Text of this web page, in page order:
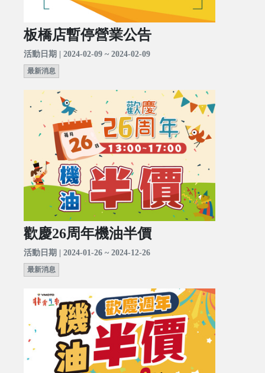
板橋店暫停營業公告
活動日期 | 2024-02-09 ~ 2024-02-09
最新消息
歡慶26周年機油半價
活動日期 | 2024-01-26 ~ 2024-12-26
最新消息